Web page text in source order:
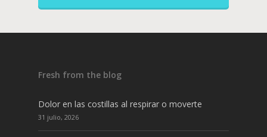
Fresh from the blog
Dolor en las costillas al respirar o moverte
31 julio, 2026